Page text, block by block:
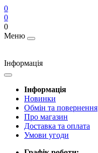
0
0
0
Меню
Інформація
Інформація
Новинки
Обмін та повернення
Про магазин
Доставка та оплата
Умови угоди